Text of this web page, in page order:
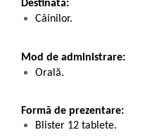
Destinată:
Câinilor.
Mod de administrare:
Orală.
Formă de prezentare:
Blister 12 tablete.